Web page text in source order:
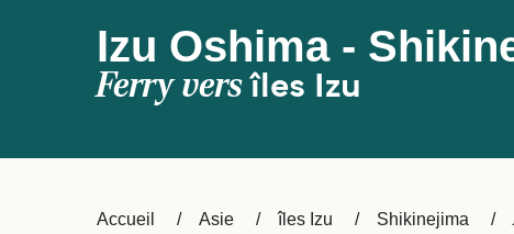
Izu Oshima -
Ferry versîles Izu
Accueil Asie îles Izu Shikinejima